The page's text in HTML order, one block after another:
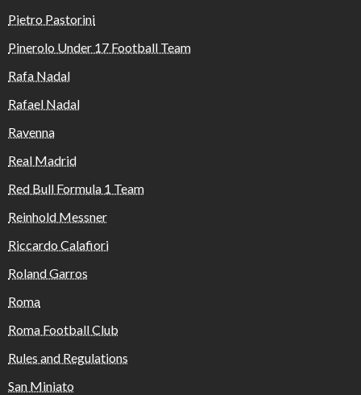
Pietro Pastorini
Pinerolo Under 17 Football Team
Rafa Nadal
Rafael Nadal
Ravenna
Real Madrid
Red Bull Formula 1 Team
Reinhold Messner
Riccardo Calafiori
Roland Garros
Roma
Roma Football Club
Rules and Regulations
San Miniato